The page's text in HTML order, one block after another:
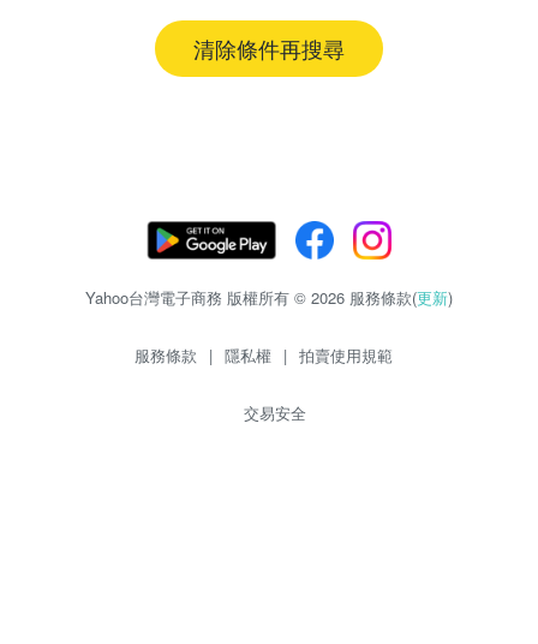
清除條件再搜尋
Yahoo台灣電子商務 版權所有 © 2026 服務條款(更新)
服務條款 | 隱私權 | 拍賣使用規範
交易安全